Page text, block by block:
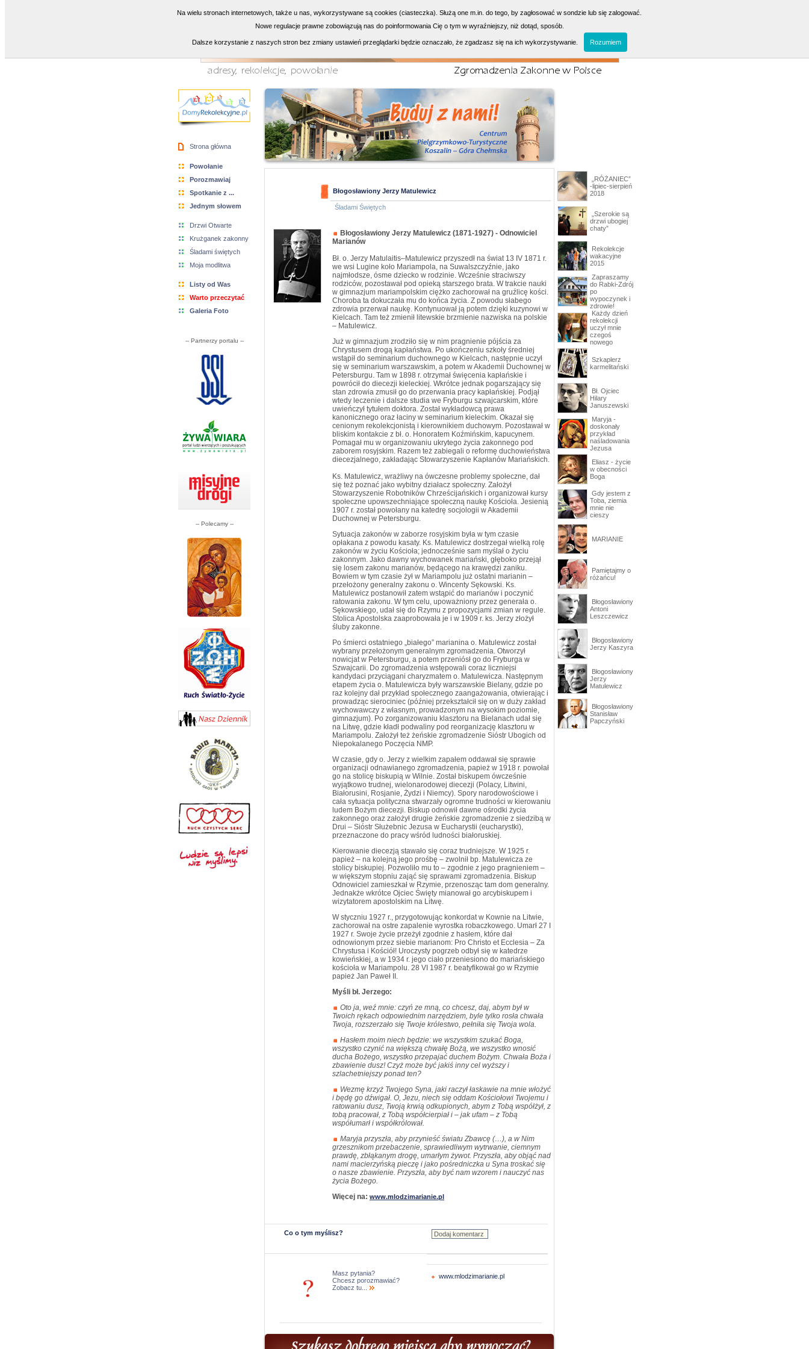
Strona główna
Powołanie
Porozmawiaj
Spotkanie z ...
Jednym słowem
Drzwi Otwarte
Krużganek zakonny
Śladami świętych
Moja modlitwa
Listy od Was
Warto przeczytać
Galeria Foto
-- Partnerzy portalu --
-- Polecamy --
Błogosławiony Jerzy Matulewicz
Śladami Świętych
Błogosławiony Jerzy Matulewicz (1871-1927) - Odnowiciel
Marianów
Bł. o. Jerzy Matulaitis–Matulewicz przyszedł na świat 13 IV 1871 r.
we wsi Lugine koło Mariampola, na Suwalszczyźnie, jako
najmłodsze, ósme dziecko w rodzinie. Wcześnie straciwszy
rodziców, pozostawał pod opieką starszego brata. W trakcie nauki
w gimnazjum mariampolskim ciężko zachorował na gruźlicę kości.
Choroba ta dokuczała mu do końca życia. Z powodu słabego
zdrowia przerwał naukę. Kontynuował ją potem dzięki kuzynowi w
Kielcach. Tam też zmienił litewskie brzmienie nazwiska na polskie
– Matulewicz.
Już w gimnazjum zrodziło się w nim pragnienie pójścia za
Chrystusem drogą kapłaństwa. Po ukończeniu szkoły średniej
wstąpił do seminarium duchownego w Kielcach, następnie uczył
się w seminarium warszawskim, a potem w Akademii Duchownej w
Petersburgu. Tam w 1898 r. otrzymał święcenia kapłańskie i
powrócił do diecezji kieleckiej. Wkrótce jednak pogarszający się
stan zdrowia zmusił go do przerwania pracy kapłańskiej. Podjął
wtedy leczenie i dalsze studia we Fryburgu szwajcarskim, które
uwieńczył tytułem doktora. Został wykładowcą prawa
kanonicznego oraz łaciny w seminarium kieleckim. Okazał się
cenionym rekolekcjonistą i kierownikiem duchowym. Pozostawał w
bliskim kontakcie z bł. o. Honoratem Koźmińskim, kapucynem.
Pomagał mu w organizowaniu ukrytego życia zakonnego pod
zaborem rosyjskim. Razem też zabiegali o reformę duchowieństwa
diecezjalnego, zakładając Stowarzyszenie Kapłanów Mariańskich.
Ks. Matulewicz, wrażliwy na ówczesne problemy społeczne, dał
się też poznać jako wybitny działacz społeczny. Założył
Stowarzyszenie Robotników Chrześcijańskich i organizował kursy
społeczne upowszechniające społeczną naukę Kościoła. Jesienią
1907 r. został powołany na katedrę socjologii w Akademii
Duchownej w Petersburgu.
Sytuacja zakonów w zaborze rosyjskim była w tym czasie
opłakana z powodu kasaty. Ks. Matulewicz dostrzegał wielką rolę
zakonów w życiu Kościoła; jednocześnie sam myślał o życiu
zakonnym. Jako dawny wychowanek mariański, głęboko przejął
się losem zakonu marianów, będącego na krawędzi zaniku.
Bowiem w tym czasie żył w Mariampolu już ostatni marianin –
przełożony generalny zakonu o. Wincenty Sękowski. Ks.
Matulewicz postanowił zatem wstąpić do marianów i poczynić
ratowania zakonu. W tym celu, upoważniony przez generała o.
Sękowskiego, udał się do Rzymu z propozycjami zmian w regule.
Stolica Apostolska zaaprobowała je i w 1909 r. ks. Jerzy złożył
śluby zakonne.
Po śmierci ostatniego „białego” marianina o. Matulewicz został
wybrany przełożonym generalnym zgromadzenia. Otworzył
nowicjat w Petersburgu, a potem przeniósł go do Fryburga w
Szwajcarii. Do zgromadzenia wstępowali coraz liczniejsi
kandydaci przyciągani charyzmatem o. Matulewicza. Następnym
etapem życia o. Matulewicza były warszawskie Bielany, gdzie po
raz kolejny dał przykład społecznego zaangażowania, otwierając i
prowadząc sierociniec (później przekształcił się on w duży zakład
wychowawczy z własnym, prowadzonym na wysokim poziomie,
gimnazjum). Po zorganizowaniu klasztoru na Bielanach udał się
na Litwę, gdzie kładł podwaliny pod reorganizację klasztoru w
Mariampolu. Założył też żeńskie zgromadzenie Sióstr Ubogich od
Niepokalanego Poczęcia NMP.
W czasie, gdy o. Jerzy z wielkim zapałem oddawał się sprawie
organizacji odnawianego zgromadzenia, papież w 1918 r. powołał
go na stolicę biskupią w Wilnie. Został biskupem ówcześnie
wyjątkowo trudnej, wielonarodowej diecezji (Polacy, Litwini,
Białorusini, Rosjanie, Żydzi i Niemcy). Spory narodowościowe i
cała sytuacja polityczna stwarzały ogromne trudności w kierowaniu
ludem Bożym diecezji. Biskup odnowił dawne ośrodki życia
zakonnego oraz założył drugie żeńskie zgromadzenie z siedzibą w
Drui – Sióstr Służebnic Jezusa w Eucharystii (eucharystki),
przeznaczone do pracy wśród ludności białoruskiej.
Kierowanie diecezją stawało się coraz trudniejsze. W 1925 r.
papież – na kolejną jego prośbę – zwolnił bp. Matulewicza ze
stolicy biskupiej. Pozwoliło mu to – zgodnie z jego pragnieniem –
w większym stopniu zająć się sprawami zgromadzenia. Biskup
Odnowiciel zamieszkał w Rzymie, przenosząc tam dom generalny.
Jednakże wkrótce Ojciec Święty mianował go arcybiskupem i
wizytatorem apostolskim na Litwę.
W styczniu 1927 r., przygotowując konkordat w Kownie na Litwie,
zachorował na ostre zapalenie wyrostka robaczkowego. Umarł 27 I
1927 r. Swoje życie przeżył zgodnie z hasłem, które dał
odnowionym przez siebie marianom: Pro Christo et Ecclesia – Za
Chrystusa i Kościół! Uroczysty pogrzeb odbył się w katedrze
kowieńskiej, a w 1934 r. jego ciało przeniesiono do mariańskiego
kościoła w Mariampolu. 28 VI 1987 r. beatyfikował go w Rzymie
papież Jan Paweł II.
Myśli bł. Jerzego:
Oto ja, weź mnie: czyń ze mną, co chcesz, daj, abym był w
Twoich rękach odpowiednim narzędziem, byle tylko rosła chwała
Twoja, rozszerzało się Twoje królestwo, pełniła się Twoja wola.
Hasłem moim niech będzie: we wszystkim szukać Boga,
wszystko czynić na większą chwałę Bożą, we wszystko wnosić
ducha Bożego, wszystko przepajać duchem Bożym. Chwała Boża i
zbawienie dusz! Czyż może być jakiś inny cel wyższy i
szlachetniejszy ponad ten?
Wezmę krzyż Twojego Syna, jaki raczył łaskawie na mnie włożyć
i będę go dźwigał. O, Jezu, niech się oddam Kościołowi Twojemu i
ratowaniu dusz, Twoją krwią odkupionych, abym z Tobą współżył, z
tobą pracował, z Tobą współcierpiał i – jak ufam – z Tobą
współumarł i współkrólował.
Maryja przyszła, aby przynieść światu Zbawcę (…), a w Nim
grzesznikom przebaczenie, sprawiedliwym wytrwanie, ciemnym
prawdę, zbłąkanym drogę, umarłym żywot. Przyszła, aby objąć nad
nami macierzyńską pieczę i jako pośredniczka u Syna troskać się
o nasze zbawienie. Przyszła, aby być nam wzorem i nauczyć nas
życia Bożego.
Więcej na: www.mlodzimarianie.pl
Co o tym myślisz?
Masz pytania?
Chcesz porozmawiać?
Zobacz tu...
www.mlodzimarianie.pl
„RÓŻANIEC”
-lipiec-sierpień
2018
„Szerokie są
drzwi ubogiej
chaty”
Rekolekcje
wakacyjne
2015
Zapraszamy
do Rabki-Zdrój
po
wypoczynek i
zdrowie!
Każdy dzień
rekolekcji
uczył mnie
czegoś
nowego
Szkaplerz
karmelitański
Bł. Ojciec
Hilary
Januszewski
Maryja -
doskonały
przykład
naśladowania
Jezusa
Eliasz - życie
w obecności
Boga
Gdy jestem z
Toba, ziemia
mnie nie
cieszy
MARIANIE
Pamiętajmy o
różańcu!
Błogosławiony
Antoni
Leszczewicz
Błogosławiony
Jerzy Kaszyra
Błogosławiony
Jerzy
Matulewicz
Błogosławiony
Stanisław
Papczyński
Na wielu stronach internetowych, także u nas, wykorzystywane są cookies (ciasteczka). Służą one m.in. do tego, by zagłosować w sondzie lub się zalogować.
Nowe regulacje prawne zobowiązują nas do poinformowania Cię o tym w wyraźniejszy, niż dotąd, sposób.
Dalsze korzystanie z naszych stron bez zmiany ustawień przeglądarki będzie oznaczało, że zgadzasz się na ich wykorzystywanie. Rozumiem